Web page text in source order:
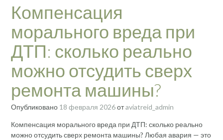
Компенсация
морального вреда при
ДТП: сколько реально
можно отсудить сверх
ремонта машины?
Опубликовано 18 февраля 2026отaviatreid_admin
Компенсация морального вреда при ДТП: сколько реально
можно отсудить сверх ремонта машины? Любая авария — это